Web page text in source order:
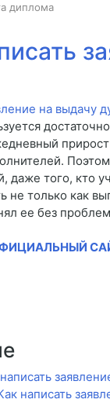
диплома
даже того, кто
не только как
ее без
написать